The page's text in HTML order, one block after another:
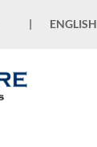
| ENGLISH